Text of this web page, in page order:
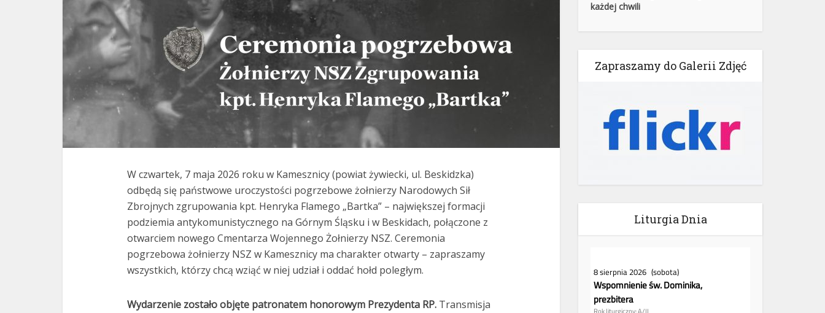
W czwartek, 7 maja 2026 roku w Kamesznicy (powiat żywiecki, ul. Beskidzka)
odbędą się państwowe uroczystości pogrzebowe żołnierzy Narodowych Sił
Zbrojnych zgrupowania kpt. Henryka Flamego „Bartka” – największej formacji
podziemia antykomunistycznego na Górnym Śląsku i w Beskidach, połączone z
otwarciem nowego Cmentarza Wojennego Żołnierzy NSZ. Ceremonia
pogrzebowa żołnierzy NSZ w Kamesznicy ma charakter otwarty – zapraszamy
wszystkich, którzy chcą wziąć w niej udział i oddać hołd poległym.
Wydarzenie zostało objęte patronatem honorowym Prezydenta RP. Transmisja
każdej chwili
Zapraszamy do Galerii Zdjęć
Liturgia Dnia